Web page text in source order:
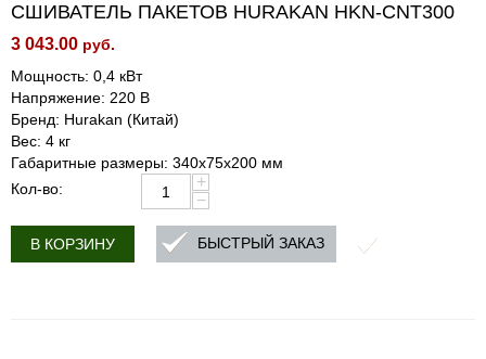
СШИВАТЕЛЬ ПАКЕТОВ HURAKAN HKN-CNT300
3 043.00 руб.
Мощность: 0,4 кВт
Напряжение: 220 В
Бренд: Hurakan (Китай)
Вес: 4 кг
Габаритные размеры: 340х75х200 мм
Кол-во:
+
−
В КОРЗИНУ БЫСТРЫЙ ЗАКАЗ